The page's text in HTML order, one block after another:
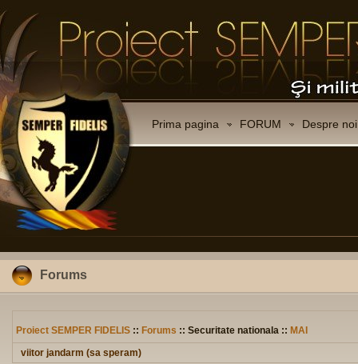
Prima pagina FORUM Despre noi
Forums
Proiect SEMPER FIDELIS :: Forums :: Securitate nationala :: MAI
viitor jandarm (sa speram)